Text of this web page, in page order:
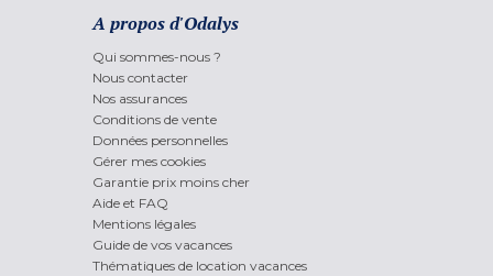
A propos d'Odalys
Qui sommes-nous ?
Nous contacter
Nos assurances
Conditions de vente
Données personnelles
Gérer mes cookies
Garantie prix moins cher
Aide et FAQ
Mentions légales
Guide de vos vacances
Thématiques de location vacances